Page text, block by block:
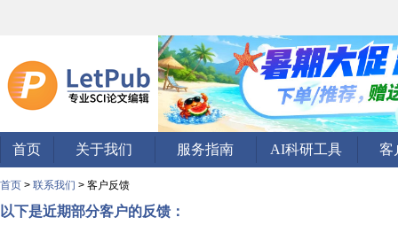
首页 关于我们 服务指南 AI科研工具 客
首页 > 联系我们 > 客户反馈
以下是近期部分客户的反馈：